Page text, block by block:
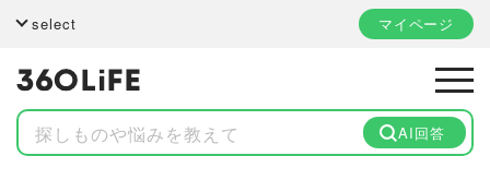
select マイページ
AI回答